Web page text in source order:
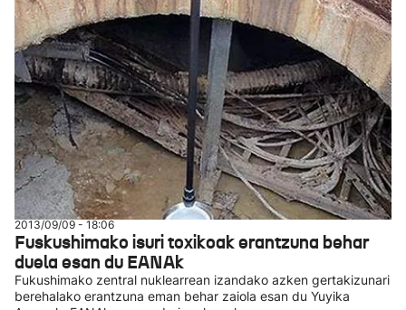
2013/09/09 - 18:06
Fuskushimako isuri toxikoak erantzuna behar
duela esan du EANAk
Fukushimako zentral nuklearrean izandako azken gertakizunari
berehalako erantzuna eman behar zaiola esan du Yuyika